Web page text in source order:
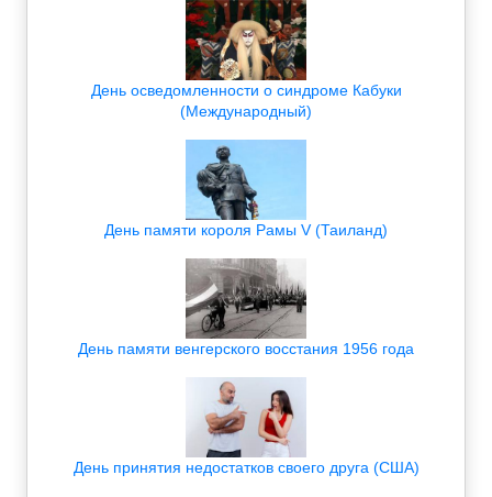
День осведомленности о синдроме Кабуки
(Международный)
День памяти короля Рамы V (Таиланд)
День памяти венгерского восстания 1956 года
День принятия недостатков своего друга (США)